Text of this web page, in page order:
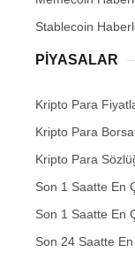
Stablecoin
PIYASALAR
Kripto Para
Kripto Para
Kripto Para
Son 1 Saatte En
Son 1 Saatte En
Son 24 Saatte